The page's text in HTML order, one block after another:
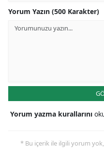
Yorum Yazın (500 Karakter)
Yorum yazma kurallarını
* Bu içerik ile ilgili yorum